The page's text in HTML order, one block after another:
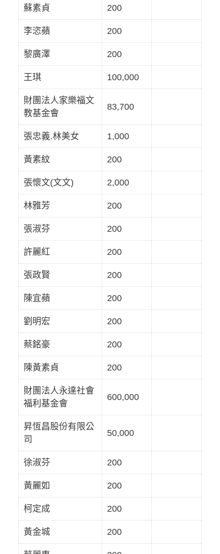
蘇素貞 200
李恣蘋 200
黎廣澤 200
王琪 100,000
財團法人家樂福文
教基金會
83,700
張忠義.林美女 1,000
黃素紋 200
張懷文(文文) 2,000
林雅芳 200
張淑芬 200
許麗紅 200
張政賢 200
陳宜蘋 200
劉明宏 200
蔡銘豪 200
陳黃素貞 200
財團法人永達社會
福利基金會
600,000
昇恆昌股份有限公
司
50,000
徐淑芬 200
黃麗如 200
柯定成 200
黃金城 200